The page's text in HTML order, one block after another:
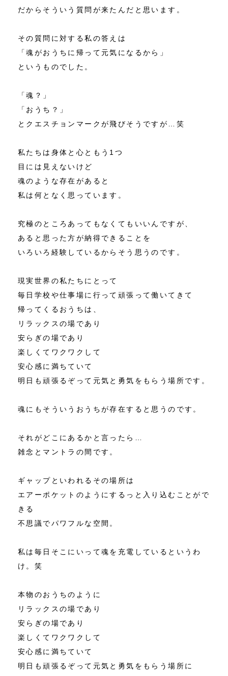
だからそういう質問が来たんだと思います。
その質問に対する私の答えは
「魂がおうちに帰って元気になるから」
というものでした。
「魂？」
「おうち？」
とクエスチョンマークが飛びそうですが…笑
私たちは身体と心ともう1つ
目には見えないけど
魂のような存在があると
私は何となく思っています。
究極のところあってもなくてもいいんですが、
あると思った方が納得できることを
いろいろ経験しているからそう思うのです。
現実世界の私たちにとって
毎日学校や仕事場に行って頑張って働いてきて
帰ってくるおうちは、
リラックスの場であり
安らぎの場であり
楽しくてワクワクして
安心感に満ちていて
明日も頑張るぞって元気と勇気をもらう場所です。
魂にもそういうおうちが存在すると思うのです。
それがどこにあるかと言ったら…
雑念とマントラの間です。
ギャップといわれるその場所は
エアーポケットのようにするっと入り込むことがで
きる
不思議でパワフルな空間。
私は毎日そこにいって魂を充電しているというわ
け。笑
本物のおうちのように
リラックスの場であり
安らぎの場であり
楽しくてワクワクして
安心感に満ちていて
明日も頑張るぞって元気と勇気をもらう場所に